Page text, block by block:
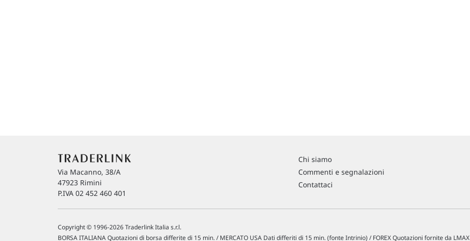
Via Macanno, 38/A
47923 Rimini
P.IVA 02 452 460 401
Chi siamo
Commenti e segnalazioni
Contattaci
Copyright © 1996-2026 Traderlink Italia s.r.l.
BORSA ITALIANA Quotazioni di borsa differite di 15 min. / MERCATO USA Dati differiti di 15 min. (fonte Intrinio) / FOREX Quotazioni fornite da LMAX